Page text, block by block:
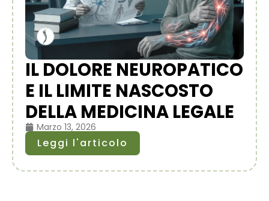
IL DOLORE NEUROPATICO
E IL LIMITE NASCOSTO
DELLA MEDICINA LEGALE
Marzo 13, 2026
Leggi l'articolo